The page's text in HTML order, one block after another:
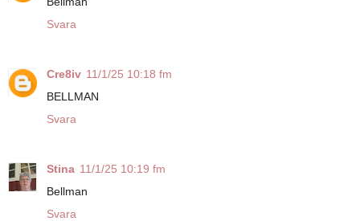
Svara
Cre8iv 11/1/25 10:18 fm
BELLMAN
Svara
Stina 11/1/25 10:19 fm
Bellman
Svara